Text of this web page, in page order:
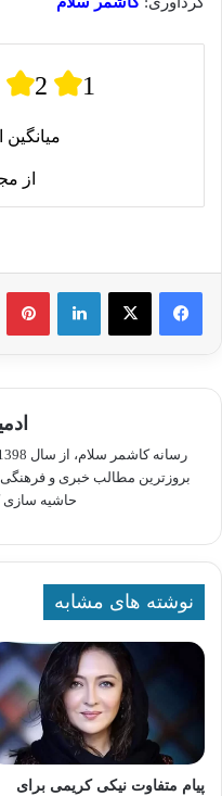
2 1
میانگین
از
لینکدین
بروزترین مطالب خبری و
حاشیه سازی
نوشته های مشابه
پیام متفاوت نیکی کریمی برای